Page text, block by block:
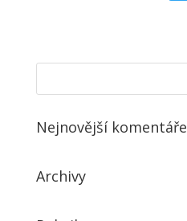
Nejnovější komentáře
Archivy